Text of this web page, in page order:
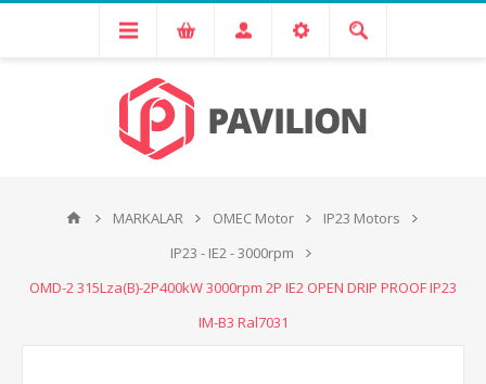
MARKALAR OMEC Motor
IP23 Motors
IP23 - IE2 - 3000rpm
OMD-2 315Lza(B)-2P400kW 3000rpm 2P IE2 OPEN DRIP PROOF IP23
IM-B3 Ral7031